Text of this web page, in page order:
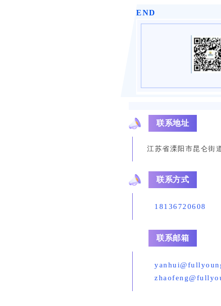
END
联系地址
江苏省溧阳市昆仑街
联系方式
联系邮箱